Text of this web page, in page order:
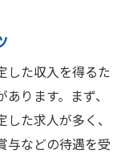
した収入を得るた
ります。まず、
た求人が多く、
与などの待遇を受